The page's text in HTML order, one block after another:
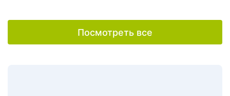
Посмотреть все